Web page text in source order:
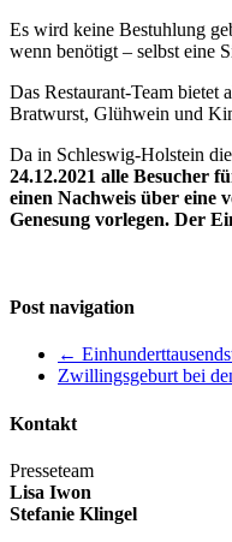
Es wird keine Bestuhlung
wenn benötigt – selbst eine
Das Restaurant-Team bietet
Bratwurst, Glühwein und
Da in Schleswig-Holstein
24.12.2021 alle Besucher
einen Nachweis über eine
Genesung vorlegen. Der
Post navigation
←
Zwillingsgeburt bei
Kontakt
Presseteam
Lisa Iwon
Stefanie Klingel